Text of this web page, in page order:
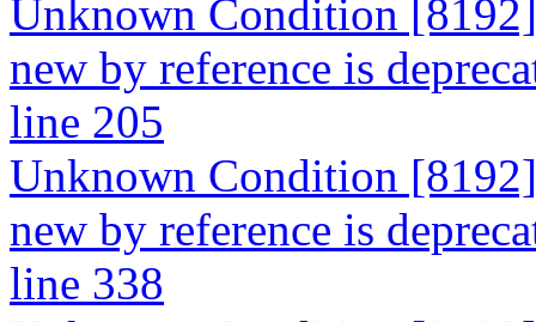
Unknown Condition
new by reference is
line 205
Unknown Condition
new by reference is
line 338